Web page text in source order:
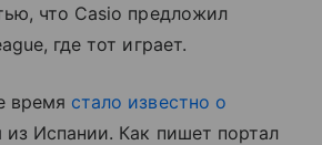
что Casio предложил
где тот играет.
время стало известно о
Испании. Как пишет портал